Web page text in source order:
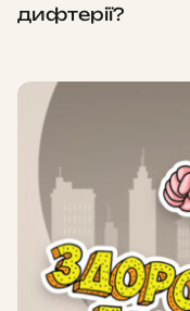
дифтерії?